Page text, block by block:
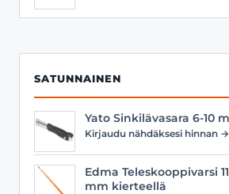
SATUNNAINEN
Yato Sinkilävasara 6-10
Kirjaudu nähdäksesi hinnan →
Edma Teleskooppivarsi
mm kierteellä